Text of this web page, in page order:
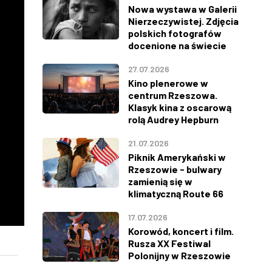
Nowa wystawa w Galerii
Nierzeczywistej. Zdjęcia
polskich fotografów
docenione na świecie
27.07.2026
Kino plenerowe w
centrum Rzeszowa.
Klasyk kina z oscarową
rolą Audrey Hepburn
21.07.2026
Piknik Amerykański w
Rzeszowie - bulwary
zamienią się w
klimatyczną Route 66
17.07.2026
Korowód, koncert i film.
Rusza XX Festiwal
Polonijny w Rzeszowie